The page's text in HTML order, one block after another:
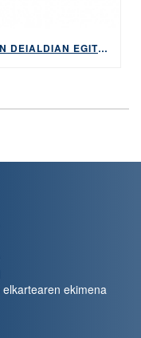
HABE AZTERKETAK 2026KO LEHEN DEIALDIAN EGITEKO MATRIKULA-EPEA, APIRILAREN 9TIK 14RA EGONGO DA ZABALIK
elkartearen ekimena